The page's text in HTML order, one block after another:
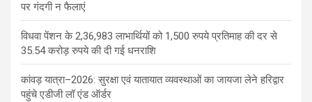
पर गंदगी न फैलाएं
विधवा पेंशन के 2,36,983 लाभार्थियों को 1,500 रुपये प्रतिमाह की दर से
35.54 करोड़ रुपये की दी गई धनराशि
कांवड़ यात्रा–2026: सुरक्षा एवं यातायात व्यवस्थाओं का जायजा लेने हरिद्वार
पहुंचे एडीजी लॉ एंड ऑर्डर